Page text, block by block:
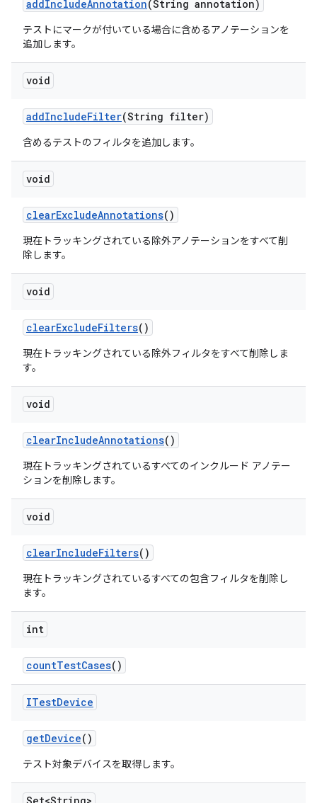
addIncludeAnnotation(String annotation)
テストにマークが付いている場合に含めるアノテーションを
追加します。
void
addIncludeFilter(String filter)
含めるテストのフィルタを追加します。
void
clearExcludeAnnotations()
現在トラッキングされている除外アノテーションをすべて削
除します。
void
clearExcludeFilters()
現在トラッキングされている除外フィルタをすべて削除しま
す。
void
clearIncludeAnnotations()
現在トラッキングされているすべてのインクルード アノテー
ションを削除します。
void
clearIncludeFilters()
現在トラッキングされているすべての包含フィルタを削除し
ます。
int
countTestCases()
ITestDevice
getDevice()
テスト対象デバイスを取得します。